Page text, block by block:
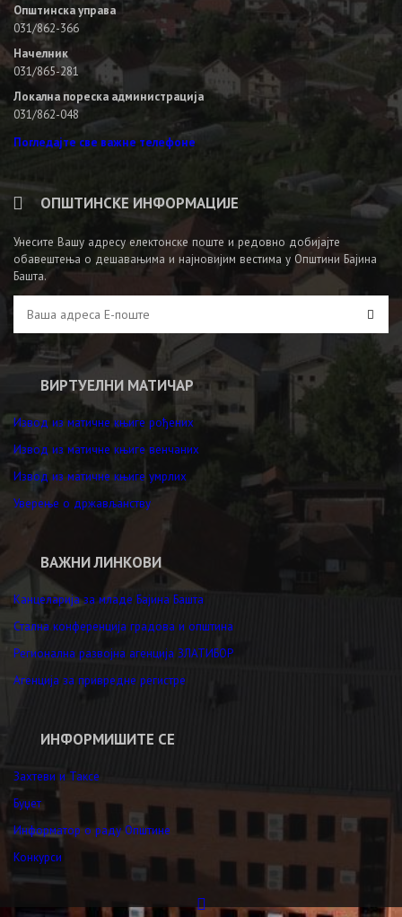
Општинска управа
031/862-366
Начелник
031/865-281
Локална пореска администрација
031/862-048
Погледајте све важне телефоне
ОПШТИНСКЕ ИНФОРМАЦИЈЕ
Унесите Вашу адресу електонске поште и редовно добијајте
обавештења о дешавањима и најновијим вестима у Општини Бајина
Башта.
ВИРТУЕЛНИ МАТИЧАР
Извод из матичне књиге рођених
Извод из матичне књиге венчаних
Извод из матичне књиге умрлих
Уверење о држављанству
ВАЖНИ ЛИНКОВИ
Канцеларија за младе Бајина Башта
Стална конференција градова и општина
Регионална развојна агенција ЗЛАТИБОР
Агенција за привредне регистре
ИНФОРМИШИТЕ СЕ
Захтеви и Таксе
Буџет
Информатор о раду Општине
Конкурси